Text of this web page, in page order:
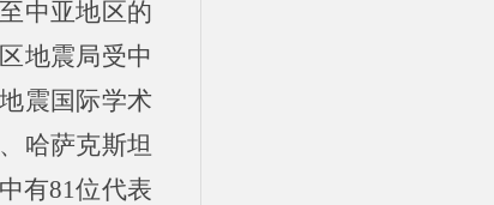
中亚地区的
地震局受中
震国际学术
哈萨克斯坦
有81位代表